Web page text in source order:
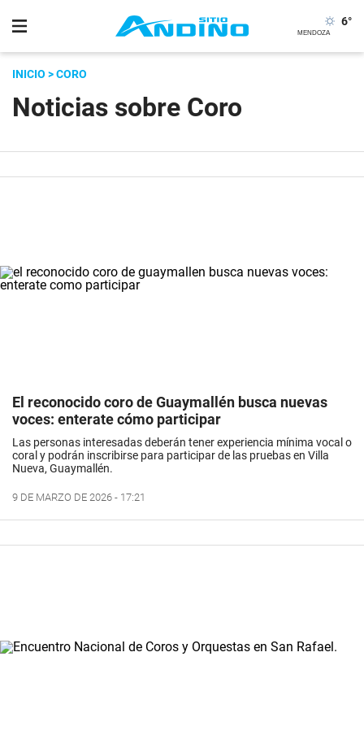
6°
INICIO > CORO
Noticias sobre Coro
El reconocido coro de Guaymallén busca nuevas
voces: enterate cómo participar
Las personas interesadas deberán tener experiencia mínima vocal o
coral y podrán inscribirse para participar de las pruebas en Villa
Nueva, Guaymallén.
9 DE MARZO DE 2026 - 17:21